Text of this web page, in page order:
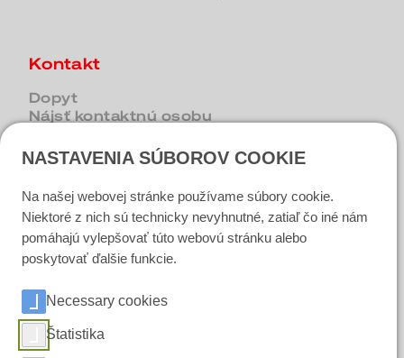
Kontakt
Dopyt
Nájsť kontaktnú osobu
Sociálne médiá
LinkedIn
Instagram
Facebook
YouTube
NASTAVENIA SÚBOROV COOKIE
Na našej webovej stránke používame súbory cookie.
Niektoré z nich sú technicky nevyhnutné, zatiaľ čo iné nám
pomáhajú vylepšovať túto webovú stránku alebo
poskytovať ďalšie funkcie.
Necessary cookies
Štatistika